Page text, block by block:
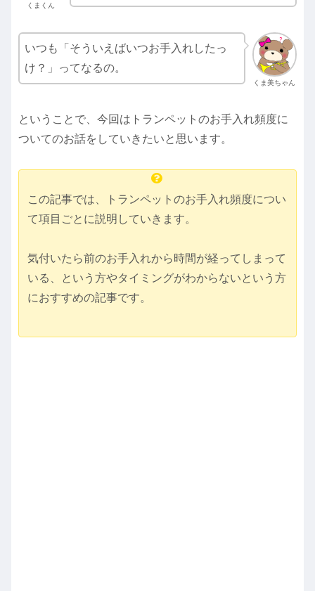
くまくん
くま美ちゃん
いつも「そういえばいつお手入れしたっ
け？」ってなるの。
ということで、今回はトランペットのお手入れ頻度に
ついてのお話をしていきたいと思います。
この記事では、トランペットのお手入れ頻度につい
て項目ごとに説明していきます。
気付いたら前のお手入れから時間が経ってしまって
いる、という方やタイミングがわからないという方
におすすめの記事です。